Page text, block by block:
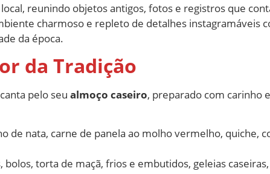
reunindo objetos antigos, fotos e registros que
charmoso e repleto de detalhes instagramáveis
da época.
da Tradição
pelo seu almoço caseiro, preparado com carinho
de nata, carne de panela ao molho vermelho, quiche,
bolos, torta de maçã, frios e embutidos, geleias